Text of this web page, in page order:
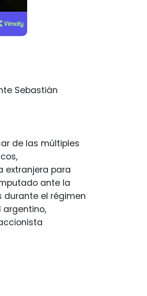
Sebastián
de las múltiples
extranjera para
ante la
durante el régimen
argentino,